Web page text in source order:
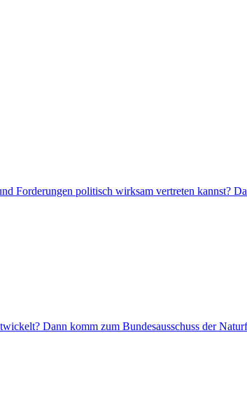
Forderungen politisch wirksam vertreten kannst?
Dann komm zum Bundesausschuss der